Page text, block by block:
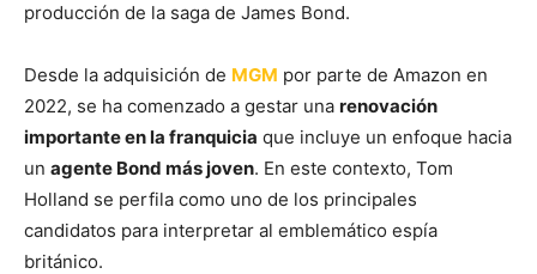
producción de la saga de James Bond.
Desde la adquisición de MGM por parte de Amazon en
2022, se ha comenzado a gestar una renovación
importante en la franquicia que incluye un enfoque hacia
un agente Bond más joven. En este contexto, Tom
Holland se perfila como uno de los principales
candidatos para interpretar al emblemático espía
británico.